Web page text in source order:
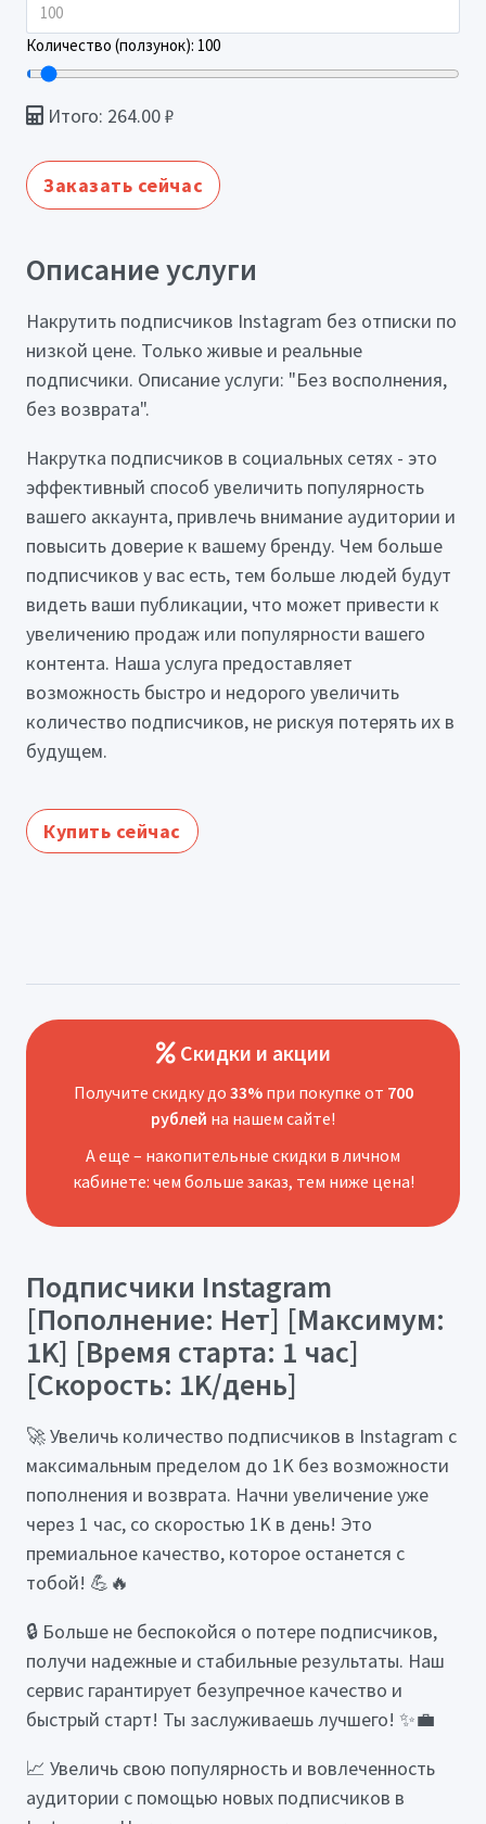
Количество (ползунок): 100
Итого: 264.00₽
Заказать сейчас
Описание услуги
Накрутить подписчиков Instagram без отписки по
низкой цене. Только живые и реальные
подписчики. Описание услуги: "Без восполнения,
без возврата".
Накрутка подписчиков в социальных сетях - это
эффективный способ увеличить популярность
вашего аккаунта, привлечь внимание аудитории и
повысить доверие к вашему бренду. Чем больше
подписчиков у вас есть, тем больше людей будут
видеть ваши публикации, что может привести к
увеличению продаж или популярности вашего
контента. Наша услуга предоставляет
возможность быстро и недорого увеличить
количество подписчиков, не рискуя потерять их в
будущем.
Купить сейчас
Скидки и акции
Получите скидку до 33%при покупке от 700
рублей на нашем сайте!
А еще – накопительные скидки в личном
кабинете: чем больше заказ, тем ниже цена!
Подписчики Instagram
[Пополнение: Нет] [Максимум:
1K] [Время старта: 1 час]
[Скорость: 1K/день]
🚀 Увеличь количество подписчиков в Instagram с
максимальным пределом до 1K без возможности
пополнения и возврата. Начни увеличение уже
через 1 час, со скоростью 1K в день! Это
премиальное качество, которое останется с
тобой! 💪🔥
🔒 Больше не беспокойся о потере подписчиков,
получи надежные и стабильные результаты. Наш
сервис гарантирует безупречное качество и
быстрый старт! Ты заслуживаешь лучшего! ✨💼
📈 Увеличь свою популярность и вовлеченность
аудитории с помощью новых подписчиков в